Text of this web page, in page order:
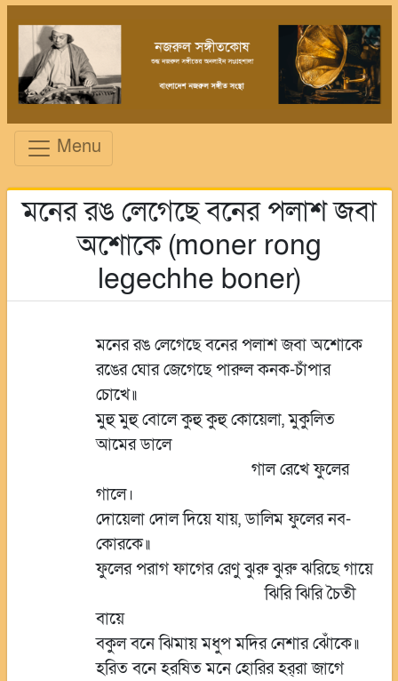
Menu
মনের রঙ লেগেছে বনের পলাশ জবা
অশোকে (moner rong
legechhe boner)
মনের রঙ লেগেছে বনের পলাশ জবা অশোকে
রঙের ঘোর জেগেছে পারুল কনক-চাঁপার
চোখে॥
মুহু মুহু বোলে কুহু কুহু কোয়েলা, মুকুলিত
আমের ডালে
গাল রেখে ফুলের
গালে।
দোয়েলা দোল দিয়ে যায়, ডালিম ফুলের নব-
কোরকে॥
ফুলের পরাগ ফাগের রেণু ঝুরু ঝুরু ঝরিছে গায়ে
ঝিরি ঝিরি চৈতী
বায়ে
বকুল বনে ঝিমায় মধুপ মদির নেশার ঝোঁকে॥
হরিত বনে হরষিত মনে হোরির হর্‌রা জাগে